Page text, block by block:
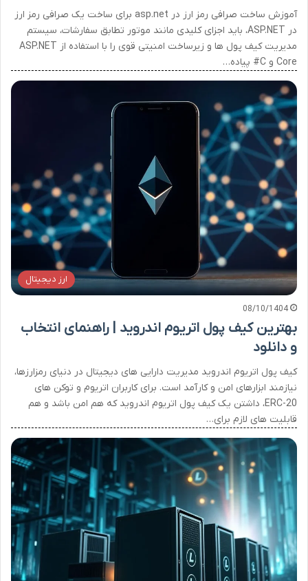
آموزش ساخت صرافی رمز ارز در asp.net برای ساخت یک صرافی رمز ارز
در ASP.NET، باید اجزای کلیدی مانند موتور تطابق سفارشات، سیستم
مدیریت کیف پول ها و زیرساخت امنیتی قوی را با استفاده از ASP.NET
Core و C# پیاده…
ارز دیجیتال
08/10/1404
بهترین کیف پول اتریوم اندروید | راهنمای انتخاب
و دانلود
کیف پول اتریوم اندروید مدیریت دارایی های دیجیتال در دنیای رمزارزها،
نیازمند ابزارهای امن و کارآمد است. برای کاربران اتریوم و توکن های
ERC-20، داشتن یک کیف پول اتریوم اندروید که هم امن باشد و هم
قابلیت های لازم برای…